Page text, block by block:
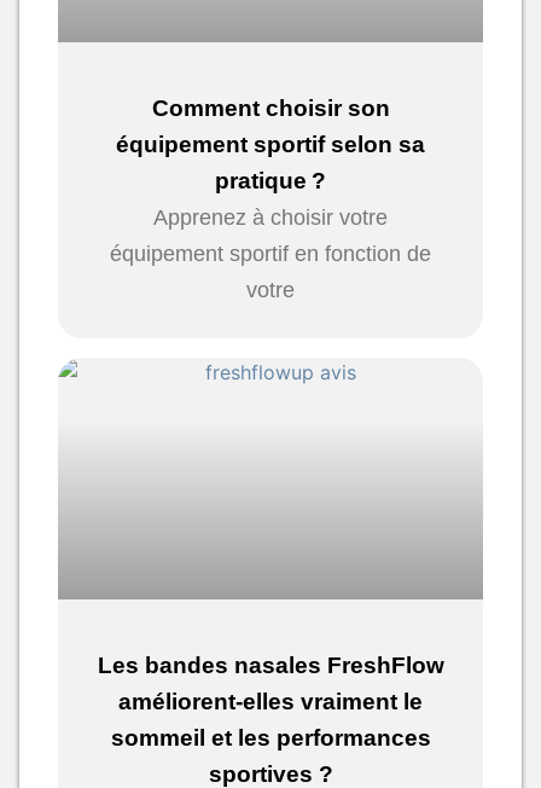
Comment choisir son
équipement sportif selon sa
pratique ?
Apprenez à choisir votre
équipement sportif en fonction de
votre
Les bandes nasales FreshFlow
améliorent-elles vraiment le
sommeil et les performances
sportives ?